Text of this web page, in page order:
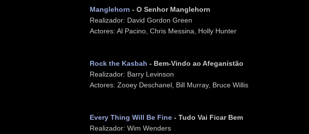
Manglehorn - O Senhor Manglehorn
Realizador: David Gordon Green
Actores: Al Pacino, Chris Messina, Holly Hunter
Rock the Kasbah - Bem-Vindo ao Afeganistão
Realizador: Barry Levinson
Actores: Zooey Deschanel, Bill Murray, Bruce Willis
Every Thing Will Be Fine - Tudo Vai Ficar Bem
Realizador: Wim Wenders